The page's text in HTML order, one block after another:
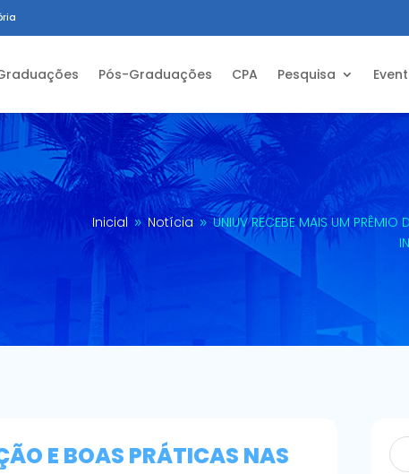
Pós-Graduações CPA Pesquisa
Inicial 9 Notícia 9 UNIUV RECEBE MAIS UM PRÊMIO
E BOAS PRÁTICAS NAS